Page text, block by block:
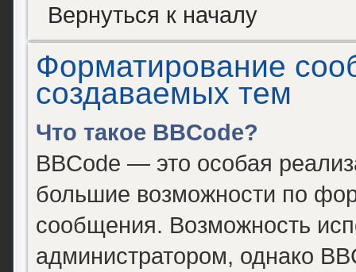
Вернуться к началу
Форматирование
создаваемых тем
Что такое BBCode?
BBCode — это особая
большие возможности по
сообщения. Возможность
администратором, однако